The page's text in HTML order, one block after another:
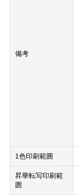
備考
1色印刷範囲
昇華転写印刷範
囲